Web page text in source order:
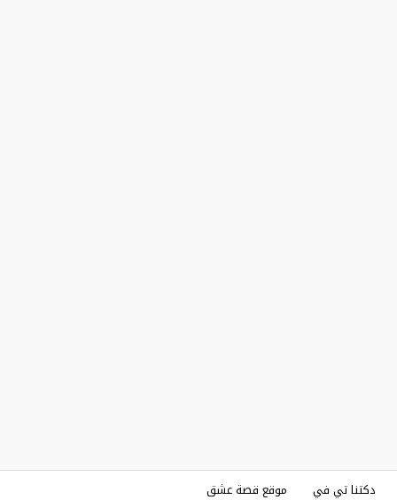
دكتنا تي في موقع قصة عشق